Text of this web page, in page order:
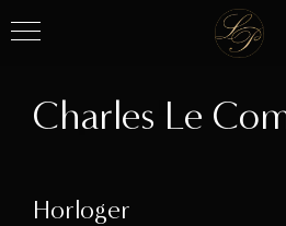
Charles Le
Horloger